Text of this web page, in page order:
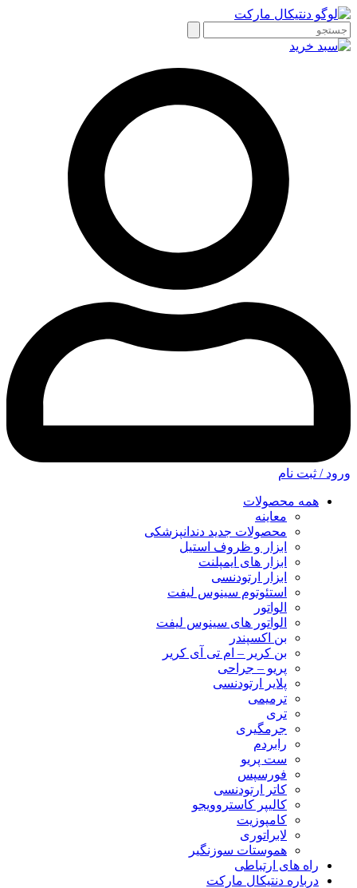
ورود / ثبت نام
همه محصولات
معاینه
محصولات جدید دندانپزشکی
ابزار و ظروف استیل
ابزار های ایمپلنت
ابزار ارتودنسی
استئوتوم سینوس لیفت
الواتور
الواتور های سینوس لیفت
بن اکسپندر
بن کریر – ام تی آی کریر
پریو – جراحی
پلایر ارتودنسی
ترمیمی
تری
جرمگیری
رابردم
ست پریو
فورسپس
کاتر ارتودنسی
کالیپر کاستروویجو
کامپوزیت
لابراتوری
هموستات سوزنگیر
راه های ارتباطی
درباره دنتیکال مارکت